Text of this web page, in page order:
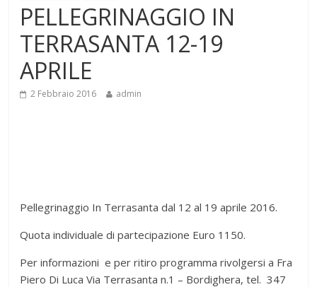
PELLEGRINAGGIO IN
TERRASANTA 12-19
APRILE
2 Febbraio 2016 admin
Pellegrinaggio In Terrasanta dal 12 al 19 aprile 2016.
Quota individuale di partecipazione Euro 1150.
Per informazioni e per ritiro programma rivolgersi a Fra
Piero Di Luca Via Terrasanta n.1 – Bordighera, tel. 347